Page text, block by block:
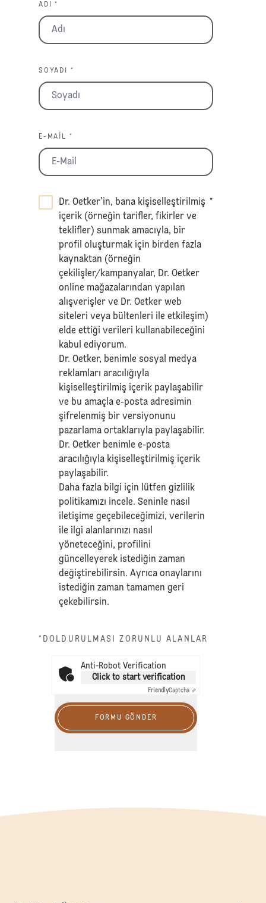
ADI *
SOYADI *
E-MAIL *
Dr. Oetker’in, bana kişiselleştirilmiş
içerik (örneğin tarifler, fikirler ve
teklifler) sunmak amacıyla, bir
profil oluşturmak için birden fazla
kaynaktan (örneğin
çekilişler/kampanyalar, Dr. Oetker
online mağazalarından yapılan
alışverişler ve Dr. Oetker web
siteleri veya bültenleri ile etkileşim)
elde ettiği verileri kullanabileceğini
kabul ediyorum.
Dr. Oetker, benimle sosyal medya
reklamları aracılığıyla
kişiselleştirilmiş içerik paylaşabilir
ve bu amaçla e-posta adresimin
şifrelenmiş bir versiyonunu
pazarlama ortaklarıyla paylaşabilir.
Dr. Oetker benimle e-posta
aracılığıyla kişiselleştirilmiş içerik
paylaşabilir.
Daha fazla bilgi için lütfengizlilik
politikamızı incele. Seninle nasıl
iletişime geçebileceğimizi, verilerin
ile ilgi alanlarınızı nasıl
yöneteceğini, profilini
güncelleyerek istediğin zaman
değiştirebilirsin. Ayrıca onaylarını
istediğin zaman tamamen geri
çekebilirsin.
*
*DOLDURULMASI ZORUNLU ALANLAR
Anti-Robot Verification
Click to start verification
FriendlyCaptcha ⇗
FORMU GÖNDER